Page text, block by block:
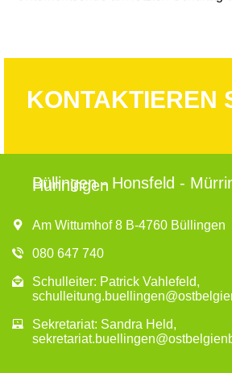
KONTAKTIEREN
Büllingen - Honsfeld -
Hünningen
Am Wittumhof 8 B-4760 Büllingen
080 647 740
Schulleiter: Patrick Vahlefeld,
Sekretariat: Sandra Held,